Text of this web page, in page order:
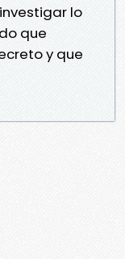
lo
que
y que